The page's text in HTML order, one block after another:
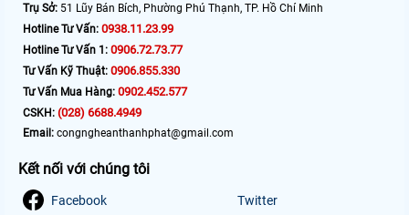
Trụ Sở: 51 Lũy Bán Bích, Phường Phú Thạnh, TP. Hồ Chí Minh
Hotline Tư Vấn: 0938.11.23.99
Hotline Tư Vấn 1: 0906.72.73.77
Tư Vấn Kỹ Thuật: 0906.855.330
Tư Vấn Mua Hàng: 0902.452.577
CSKH: (028) 6688.4949
Email: congngheanthanhphat@gmail.com
Kết nối với chúng tôi
Facebook Twitter